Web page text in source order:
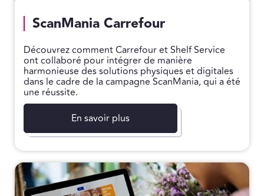
ScanMania Carrefour
Découvrez comment Carrefour et Shelf Service
ont collaboré pour intégrer de manière
harmonieuse des solutions physiques et digitales
dans le cadre de la campagne ScanMania, qui a été
une réussite.
En savoir plus